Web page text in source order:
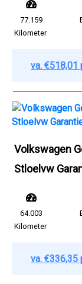
77.159
Kilometer
va. €518,01
Volkswagen
Stloelvw
64.003
Kilometer
va. €336,35